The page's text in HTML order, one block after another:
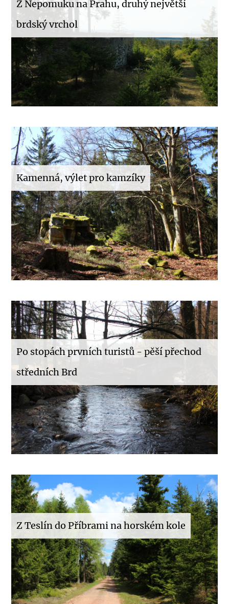
Z Nepomuku na Prahu, druhý největší
brdský vrchol
Kamenná, výlet pro kamzíky
Po stopách prvních turistů - pěší přechod
středních Brd
Z Teslín do Příbrami na horském kole